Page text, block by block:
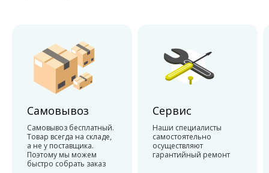
Самовывоз
Самовывоз бесплатный.
Товар всегда на складе,
а не у поставщика.
Поэтому мы можем
быстро собрать заказ
Сервис
Наши специалисты
самостоятельно
осуществляют
гарантийный ремонт